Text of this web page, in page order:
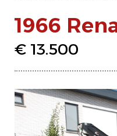
1966
€ 13.500